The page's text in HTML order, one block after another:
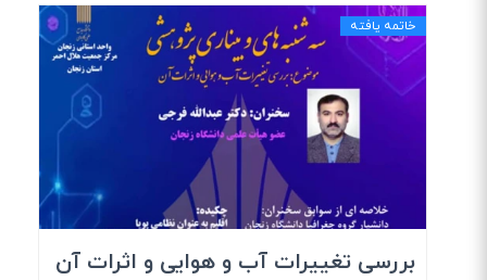
خاتمه یافته
بررسی تغییرات آب و هوایی و اثرات آن